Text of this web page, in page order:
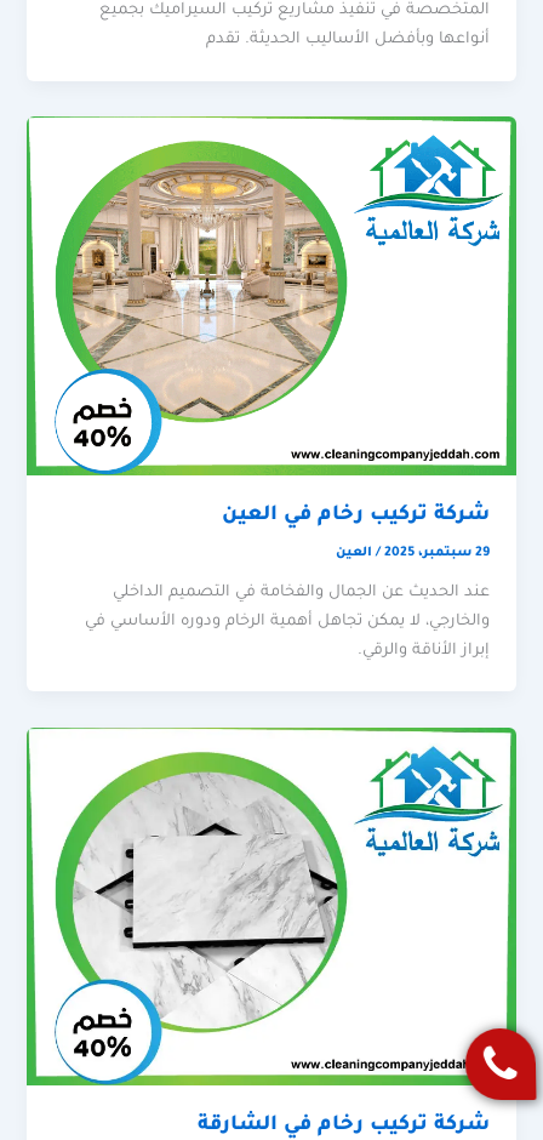
المتخصصة في تنفيذ مشاريع تركيب السيراميك بجميع
أنواعها وبأفضل الأساليب الحديثة. تقدم
شركة تركيب رخام في العين
29 سبتمبر، 2025 / العين
عند الحديث عن الجمال والفخامة في التصميم الداخلي
والخارجي، لا يمكن تجاهل أهمية الرخام ودوره الأساسي في
إبراز الأناقة والرقي.
شركة تركيب رخام في الشارقة